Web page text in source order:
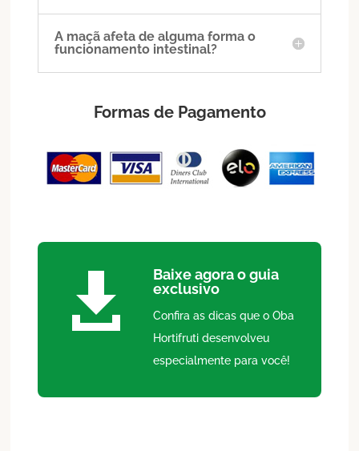
A maçã afeta de alguma forma o
funcionamento intestinal?
Formas de Pagamento

Baixe agora o guia
exclusivo
Confira as dicas que o Oba
Hortifruti desenvolveu
especialmente para você!